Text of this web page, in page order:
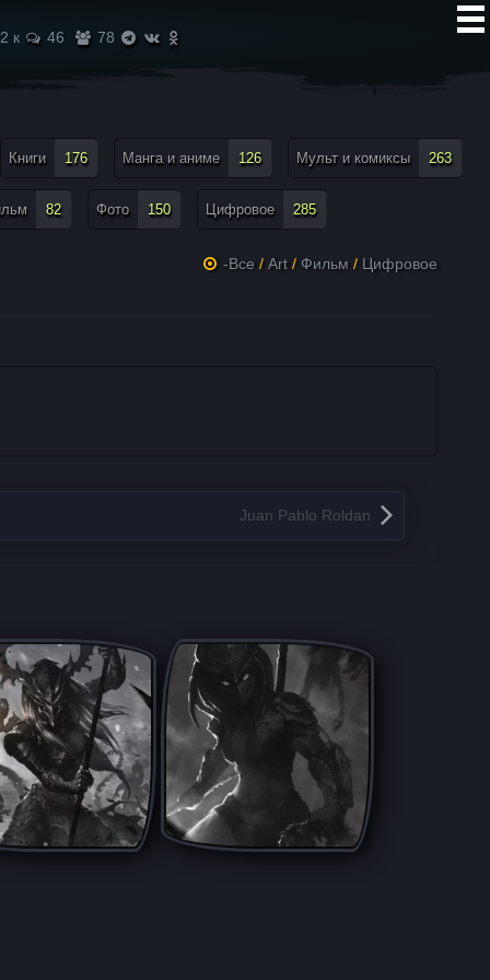
2 к 46 78
Книги 176 Манга и аниме 126 Мульт и комиксы 263
82 Фото 150 Цифровое 285
-Все / Art/ Фильм / Цифровое
Juan Pablo Roldan